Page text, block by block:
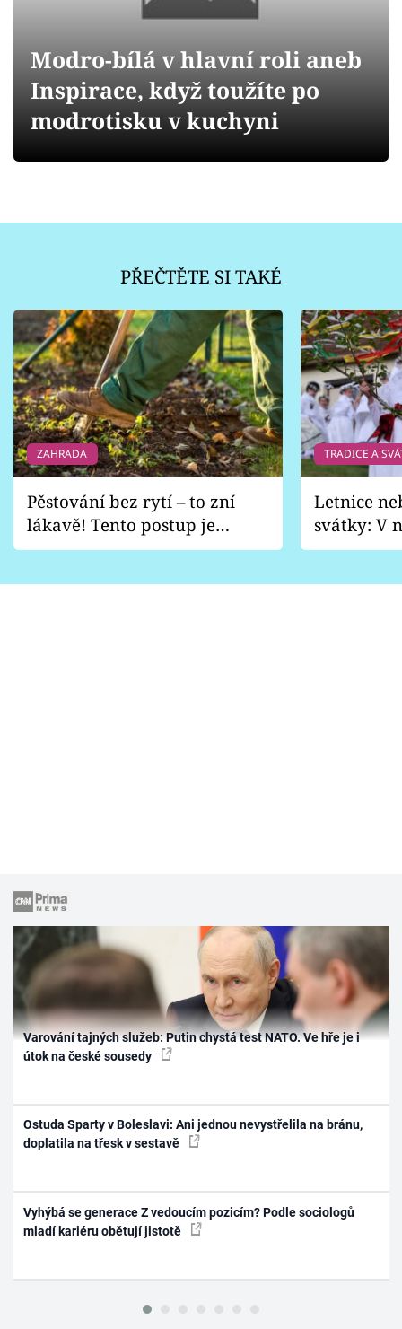
Přihlášení
Sledujte nás
Modro-bílá v hlavní roli aneb
Inspirace, když toužíte po
modrotisku v kuchyni
PŘEČTĚTE SI TAKÉ
ZAHRADA
Pěstování bez rytí – to zní
lákavě! Tento postup je
vhodný jen pro některé
TRADICE A
Letnice
svátky: V
pondělí
Varování tajných služeb: Putin chystá test NATO. Ve hře je i
útok na české sousedy
Ostuda Sparty v Boleslavi: Ani jednou nevystřelila na bránu,
doplatila na třesk v sestavě
Vyhýbá se generace Z vedoucím pozicím? Podle sociologů
mladí kariéru obětují jistotě